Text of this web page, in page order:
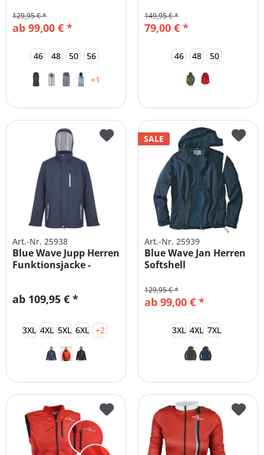
ab 99,00 € *
129,95 € *
46 48 50 56
+1
79,00 € *
149,95 € *
46 48 50
Art.-Nr. 25938
Blue Wave Jupp Herren
Funktionsjacke -
ab 109,95 € *
3XL 4XL 5XL 6XL +2
SALE
Art.-Nr. 25939
Blue Wave Jan Herren
Softshell
ab 99,00 € *
129,95 € *
3XL 4XL 7XL